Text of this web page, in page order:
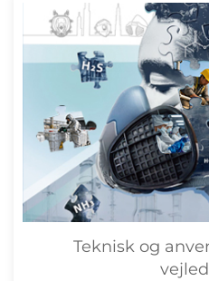
Teknisk og